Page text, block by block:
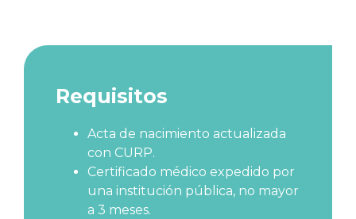
Requisitos
Acta de nacimiento actualizada
con CURP.
Certificado médico expedido por
una institución pública, no mayor
a 3 meses.